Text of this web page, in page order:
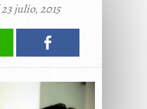
julio, 2015